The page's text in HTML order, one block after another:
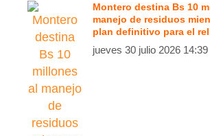
Montero destina Bs 10
manejo de residuos
plan definitivo para el
jueves 30 julio 2026 14:39